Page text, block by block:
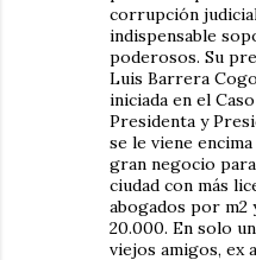
corrupción
indispensable
poderosos. Su
Luis Barrera
iniciada en el
Presidenta y
se le viene
gran negocio
ciudad con más
abogados por m2
20.000. En solo
viejos amigos, ex